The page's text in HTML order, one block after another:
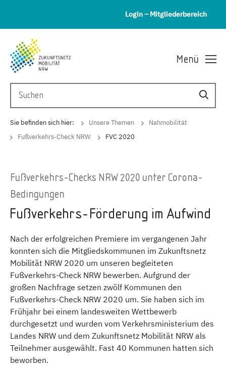
Login – Mitgliederbereich
Menü
Sie befinden sich hier: Unsere Themen
Nahmobilität
Fußverkehrs-Check NRW
FVC 2020
Fußverkehrs-Checks NRW 2020 unter Corona-
Bedingungen
Fußverkehrs-Förderung im Aufwind
Nach der erfolgreichen Premiere im vergangenen Jahr
konnten sich die Mitgliedskommunen im Zukunftsnetz
Mobilität NRW 2020 um unseren begleiteten
Fußverkehrs-Check NRW bewerben. Aufgrund der
großen Nachfrage setzen zwölf Kommunen den
Fußverkehrs-Check NRW 2020 um. Sie haben sich im
Frühjahr bei einem landesweiten Wettbewerb
durchgesetzt und wurden vom Verkehrsministerium des
Landes NRW und dem Zukunftsnetz Mobilität NRW als
Teilnehmer ausgewählt. Fast 40 Kommunen hatten sich
beworben.